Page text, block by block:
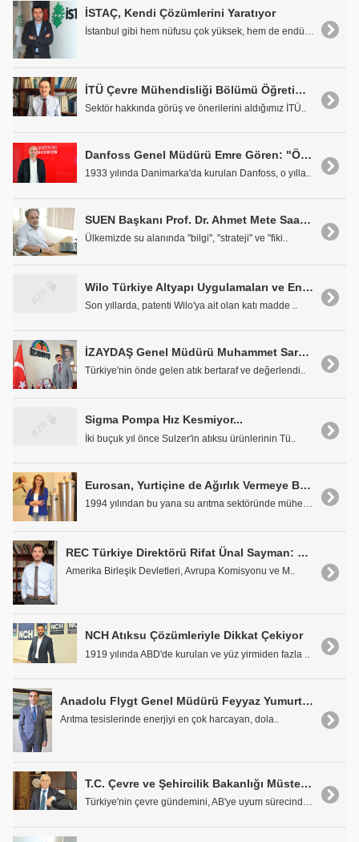
İSTAÇ, Kendi Çözümlerini Yaratıyor
İstanbul gibi hem nüfusu çok yüksek, hem de endüst..
İTÜ Çevre Mühendisliği Bölümü Öğretim Üyesi ve İSKİ Yönetim Kurulu Üyesi Prof. Dr. İzzet Öztürk: "Tesisleri Özel Sektör İşletmeli"
Sektör hakkında görüş ve önerilerini aldığımız İTÜ..
Danfoss Genel Müdürü Emre Gören: "Öncü Bir Rol Üstleniyoruz"
1933 yılında Danimarka'da kurulan Danfoss, o yılla..
SUEN Başkanı Prof. Dr. Ahmet Mete Saatçi: "Dünya Ölçeğinde Stratejiler Üretmeye Çalışıyoruz"
Ülkemizde su alanında "bilgi", "strateji" ve "fiki..
Wilo Türkiye Altyapı Uygulamaları ve Endüstri Satış Müdürü Ercan Tortumlu: "Yatırım Değil, İşletme Maliyeti Önemli"
Son yıllarda, patenti Wilo'ya ait olan katı madde ..
İZAYDAŞ Genel Müdürü Muhammet Saraç: "Yılda 70 Milyon kWh Enerji Üretiyoruz"
Türkiye'nin önde gelen atık bertaraf ve değerlendi..
Sigma Pompa Hız Kesmiyor...
İki buçuk yıl önce Sulzer'in atıksu ürünlerinin Tü..
Eurosan, Yurtiçine de Ağırlık Vermeye Başlıyor
1994 yılından bu yana su arıtma sektöründe mühendi..
REC Türkiye Direktörü Rifat Ünal Sayman: "Türkiye, Büyük Dönüşümü Kaçırmamalı"
Amerika Birleşik Devletleri, Avrupa Komisyonu ve M..
NCH Atıksu Çözümleriyle Dikkat Çekiyor
1919 yılında ABD'de kurulan ve yüz yirmiden fazla ..
Anadolu Flygt Genel Müdürü Feyyaz Yumurtacı: "Blower Teknolojisinde Gelinen Son Nokta: Hava Yataklı Turbo Blower"
Arıtma tesislerinde enerjiyi en çok harcayan, dola..
T.C. Çevre ve Şehircilik Bakanlığı Müsteşarı Prof. Dr. Mustafa Öztürk: "AB Çevre Mevzuatına Büyük Oranda Uyum Sağlandı"
Türkiye'nin çevre gündemini, AB'ye uyum sürecindek..